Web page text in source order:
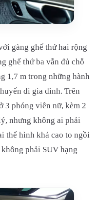
gàng ghế thứ hai rộng
ghế thứ ba vẫn đủ chỗ
1,7 m trong những hành
đi gia đình. Trên
3 phóng viên nữ, kèm 2
nhưng không ai phải
thể hình khá cao to ngồi
phải SUV hạng